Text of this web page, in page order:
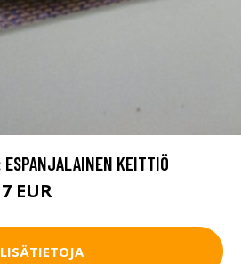
ESPANJALAINEN KEITTIÖ
EUR
LISÄTIETOJA